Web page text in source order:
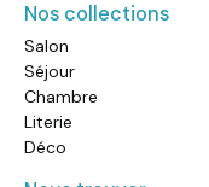
Nos collections
Salon
Séjour
Chambre
Literie
Déco